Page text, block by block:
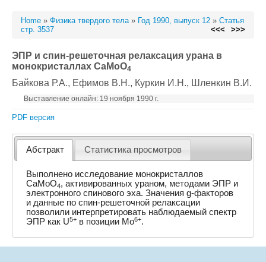
Home » Физика твердого тела» Год 1990, выпуск 12 » Статья
стр. 3537
<<< >>>
ЭПР и спин-решеточная релаксация урана в
монокристаллах CaMoO4
Байкова Р.А., Ефимов В.Н., Куркин И.Н., Шленкин В.И.
Выставление онлайн: 19 ноября 1990 г.
PDF версия
Абстракт Статистика просмотров
Выполнено исследование монокристаллов
CaMoO4, активированных ураном, методами ЭПР и
электронного спинового эха. Значения g-факторов
и данные по спин-решеточной релаксации
позволили интерпретировать наблюдаемый спектр
ЭПР как U5+ в позиции Mo6+.